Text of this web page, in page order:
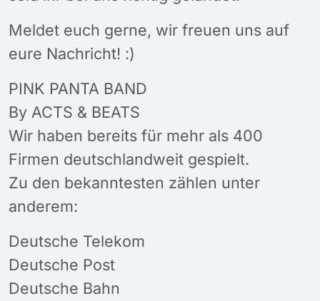
Meldet euch gerne, wir freuen uns auf
eure Nachricht! :)
PINK PANTA BAND
By ACTS & BEATS
Wir haben bereits für mehr als 400
Firmen deutschlandweit gespielt.
Zu den bekanntesten zählen unter
anderem:
Deutsche Telekom
Deutsche Post
Deutsche Bahn